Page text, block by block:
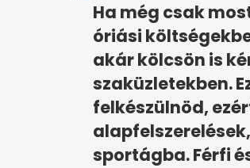
Ha még csak
óriási
akár kölcsön is
szaküzletekben.
felkészülnöd,
sportágba. Férfi